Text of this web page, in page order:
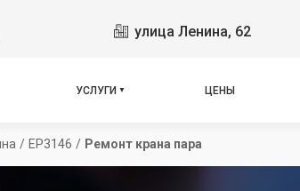
улица Ленина, 62
УСЛУГИ ЦЕНЫ
/ EP3146 / Ремонт крана пара